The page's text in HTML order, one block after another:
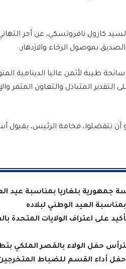
كارول نافروتسكي، عن أحر
بموصول الرخاء والازدهار.
طيبة لأثمن عاليا الدينامية
التقدير المتبادل والتعاون المثمر
أن تتفضلوا، فخامة الرئيس، بقبول
جمهورية بلغاريا بمناسبة عيد
العيد الوطني لبلاده
على اعتراف الولايات المتحدة
حفل الولاء بالقصر الملكي
أداء القسم للضباط